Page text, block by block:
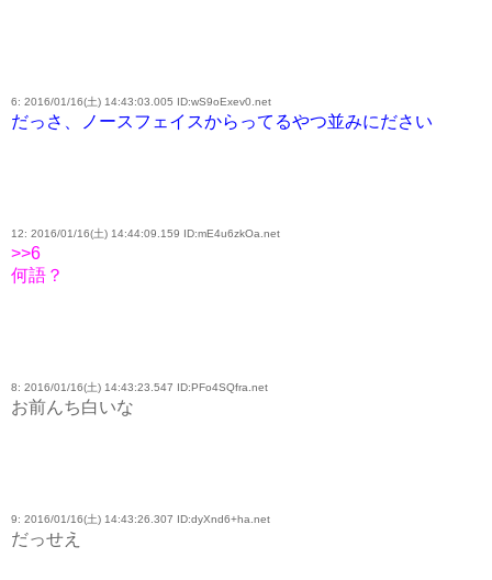
6: 2016/01/16(土) 14:43:03.005 ID:wS9oExev0.net
だっさ、ノースフェイスからってるやつ並みにださい
12: 2016/01/16(土) 14:44:09.159 ID:mE4u6zkOa.net
>>6
何語？
8: 2016/01/16(土) 14:43:23.547 ID:PFo4SQfra.net
お前んち白いな
9: 2016/01/16(土) 14:43:26.307 ID:dyXnd6+ha.net
だっせえ